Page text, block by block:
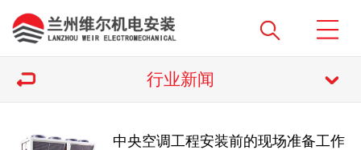
行业新闻
中央空调工程安装前的现场准备工作